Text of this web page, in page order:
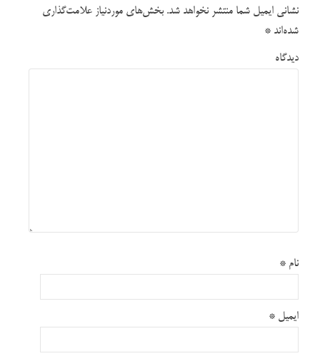
نشانی ایمیل شما منتشر نخواهد شد. بخش‌های موردنیاز علامت‌گذاری
شده‌اند *
دیدگاه
نام *
ایمیل *